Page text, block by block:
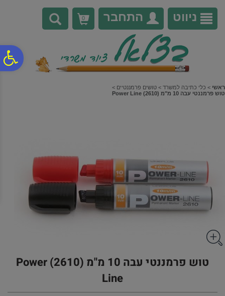
נגישות
אתר
המרכזי
ניווט התחבר 0
ראשי > כלי כתיבה למשרד > טושים פרמננטיים >
טוש פרמננטי עבה 10 מ"מ (2610) Power Line
טוש פרמננטי עבה 10 מ"מ (2610) Power
Line